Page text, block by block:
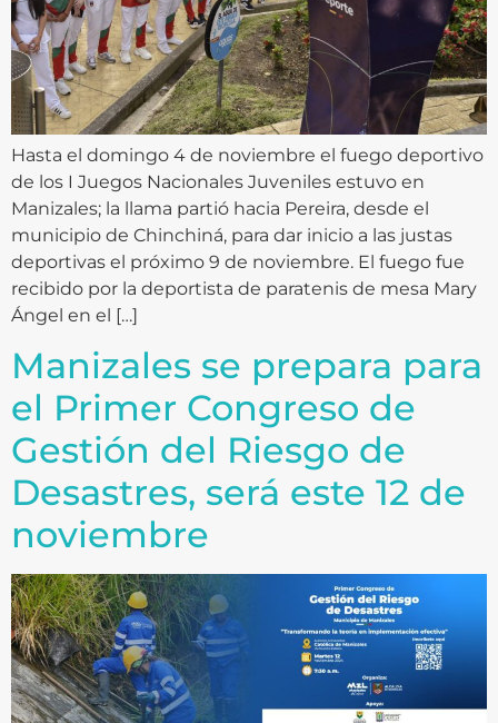
Hasta el domingo 4 de noviembre el fuego deportivo
de los I Juegos Nacionales Juveniles estuvo en
Manizales; la llama partió hacia Pereira, desde el
municipio de Chinchiná, para dar inicio a las justas
deportivas el próximo 9 de noviembre. El fuego fue
recibido por la deportista de paratenis de mesa Mary
Ángel en el […]
Manizales se prepara para
el Primer Congreso de
Gestión del Riesgo de
Desastres, será este 12 de
noviembre